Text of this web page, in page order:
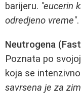
barijeru. "eucerin
odredjeno vreme".
Neutrogena
Poznata po
koja se
savrsena je za